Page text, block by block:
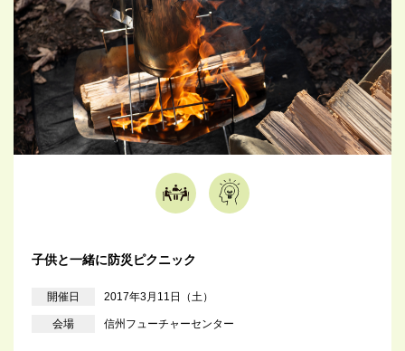
子供と一緒に防災ピクニック
開催日 2017年3月11日（土）
会場 信州フューチャーセンター